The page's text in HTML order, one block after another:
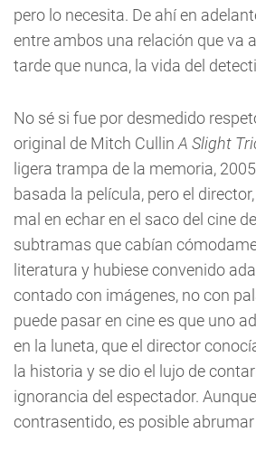
pero lo necesita. De ahí en
entre ambos una relación que va
tarde que nunca, la vida del
No sé si fue por desmedido
original de Mitch Cullin A Slight
ligera trampa de la memoria,
basada la película, pero el
mal en echar en el saco del cine
subtramas que cabían
literatura y hubiese convenido
contado con imágenes, no con
puede pasar en cine es que uno
en la luneta, que el director
la historia y se dio el lujo de
ignorancia del espectador.
contrasentido, es posible